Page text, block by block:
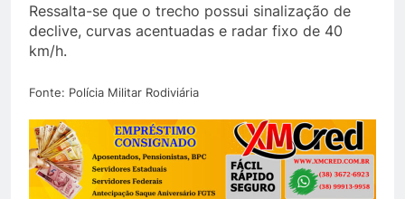
Ressalta-se que o trecho possui sinalização de
declive, curvas acentuadas e radar fixo de 40
km/h.
Fonte: Polícia Militar Rodiviária